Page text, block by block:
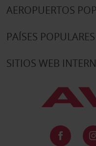
AEROPUERTOS
PAÍSES POPULARES
SITIOS WEB